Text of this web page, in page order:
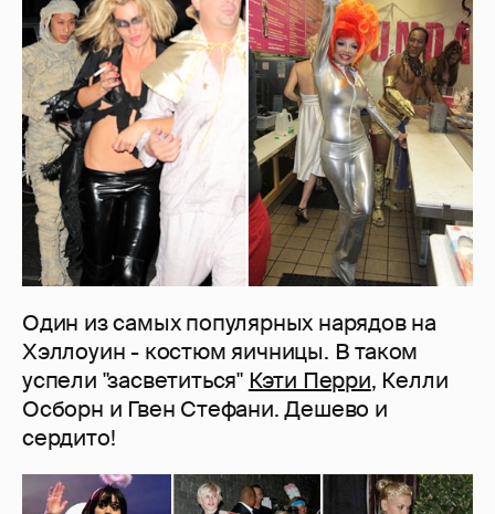
Один из самых популярных нарядов на
Хэллоуин - костюм яичницы. В таком
успели "засветиться" Кэти Перри, Келли
Осборн и Гвен Стефани. Дешево и
сердито!